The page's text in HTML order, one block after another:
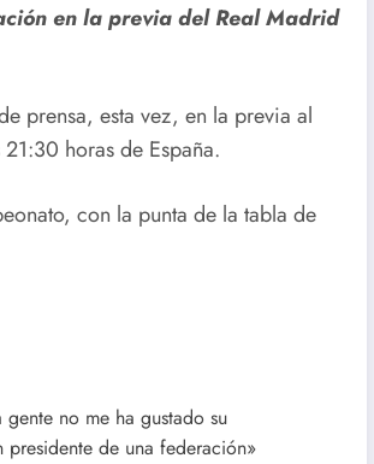
en la previa del Real Madrid
prensa, esta vez, en la previa al
horas de España.
con la punta de la tabla de
no me ha gustado su
de una federación»